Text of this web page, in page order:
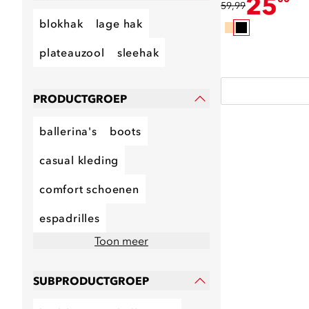
blokhak lage hak
plateauzool sleehak
PRODUCTGROEP
ballerina's boots
casual kleding
comfort schoenen
espadrilles
Toon meer
SUBPRODUCTGROEP
59,99